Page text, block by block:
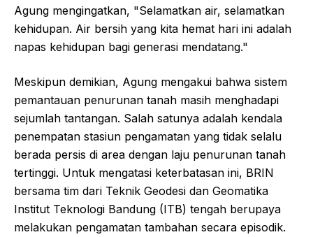
Agung mengingatkan, "Selamatkan air, selamatkan
kehidupan. Air bersih yang kita hemat hari ini adalah
napas kehidupan bagi generasi mendatang."
Meskipun demikian, Agung mengakui bahwa sistem
pemantauan penurunan tanah masih menghadapi
sejumlah tantangan. Salah satunya adalah kendala
penempatan stasiun pengamatan yang tidak selalu
berada persis di area dengan laju penurunan tanah
tertinggi. Untuk mengatasi keterbatasan ini, BRIN
bersama tim dari Teknik Geodesi dan Geomatika
Institut Teknologi Bandung (ITB) tengah berupaya
melakukan pengamatan tambahan secara episodik.